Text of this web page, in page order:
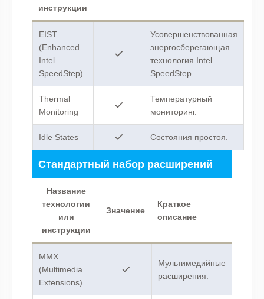
инструкции
EIST
(Enhanced
Intel
SpeedStep)
Усовершенствованная
энергосберегающая
технология Intel
SpeedStep.
Thermal
Monitoring
Температурный
мониторинг.
Idle States Состояния простоя.
Стандартный набор расширений
Название
технологии
или
инструкции
Значение
Краткое
описание
MMX
(Multimedia
Extensions)
Мультимедийные
расширения.